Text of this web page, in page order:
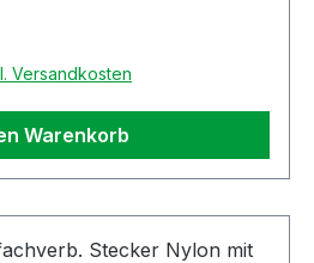
Versandkosten
Warenkorb